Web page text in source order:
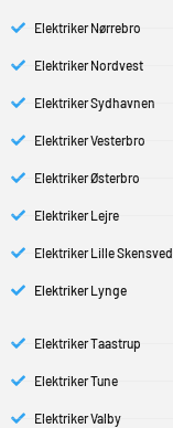
Elektriker Nørrebro
Elektriker Nordvest
Elektriker Sydhavnen
Elektriker Vesterbro
Elektriker Østerbro
Elektriker Lejre
Elektriker Lille Skensved
Elektriker Lynge
Elektriker Taastrup
Elektriker Tune
Elektriker Valby